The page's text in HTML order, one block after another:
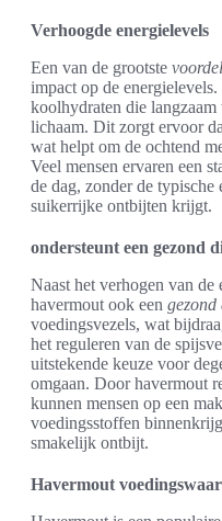
Verhoogde energielevels
Een van de grootste
impact op de
koolhydraten die
lichaam. Dit zorgt ervoor
wat helpt om de ochtend
Veel mensen ervaren een
de dag, zonder de typische
suikerrijke ontbijten krijgt.
ondersteunt een gezond
Naast het verhogen van de
havermout ook een gezond
voedingsvezels, wat
het reguleren van de
uitstekende keuze voor
omgaan. Door havermout
kunnen mensen op een
voedingsstoffen
smakelijk ontbijt.
Havermout